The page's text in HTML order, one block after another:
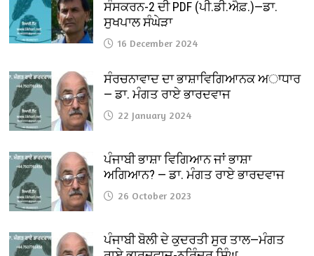
ਸੰਸਕਰਨ-2 ਦੀ PDF (ਪੀ.ਡੀ.ਐਫ਼.)—ਡਾ.
ਸੁਖਪਾਲ ਸੰਘੇੜਾ
16 December 2024
ਸੰਰਚਨਾਵਾਦ ਦਾ ਭਾਸ਼ਾਵਿਗਿਆਨਕ ਅਾਧਾਰ
— ਡਾ. ਮੰਗਤ ਰਾਏ ਭਾਰਦਵਾਜ
22 January 2024
ਪੰਜਾਬੀ ਭਾਸ਼ਾ ਵਿਗਿਆਨ ਜਾਂ ਭਾਸ਼ਾ
ਅਗਿਆਨ? — ਡਾ. ਮੰਗਤ ਰਾਏ ਭਾਰਦਵਾਜ
26 October 2023
ਪੰਜਾਬੀ ਬੋਲੀ ਦੇ ਕੁਦਰਤੀ ਸੁਰ ਤਾਲ—ਮੰਗਤ